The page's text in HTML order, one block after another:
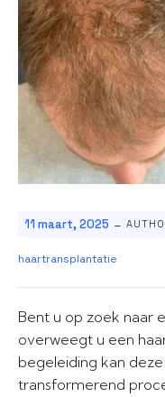
11 maart, 2025 -
haartransplantatie
Bent u op zoek naar
overweegt u een
begeleiding kan
transformerend